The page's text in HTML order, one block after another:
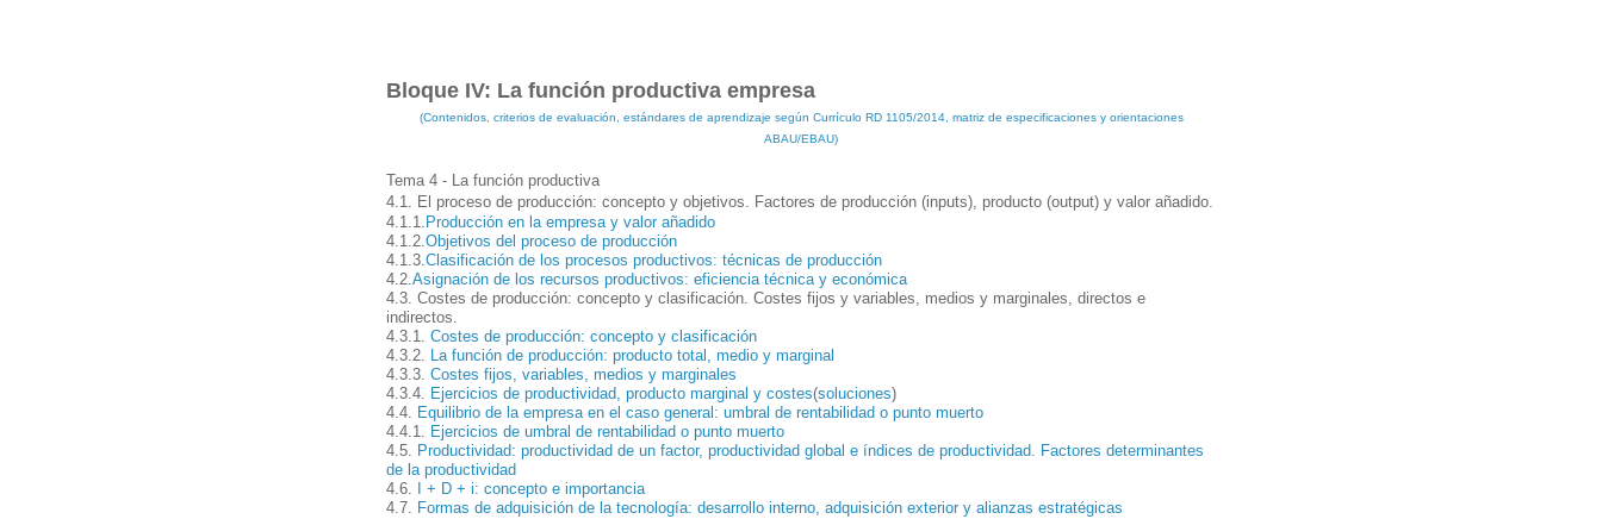
Bloque IV: La función productiva empresa
(Contenidos, criterios de evaluación, estándares de aprendizaje según Currículo RD 1105/2014, matriz de especificaciones y orientaciones
ABAU/EBAU)
Tema 4 - La función productiva
4.1. El proceso de producción: concepto y objetivos. Factores de producción (inputs), producto (output) y valor añadido.
4.1.1. Producción en la empresa y valor añadido
4.1.2.Objetivos del proceso de producción
4.1.3.Clasificación de los procesos productivos: técnicas de producción
4.2.Asignación de los recursos productivos: eficiencia técnica y económica
4.3. Costes de producción: concepto y clasificación. Costes fijos y variables, medios y marginales, directos e
indirectos.
4.3.1. Costes de producción: concepto y clasificación
4.3.2. La función de producción: producto total, medio y marginal
4.3.3. Costes fijos, variables, medios y marginales
4.3.4. Ejercicios de productividad, producto marginal y costes(soluciones)
4.4. Equilibrio de la empresa en el caso general: umbral de rentabilidad o punto muerto
4.4.1. Ejercicios de umbral de rentabilidad o punto muerto
4.5. Productividad: productividad de un factor, productividad global e índices de productividad. Factores determinantes
de la productividad
4.6.
I + D + i: concepto e importancia
4.7. Formas de adquisición de la tecnología: desarrollo interno, adquisición exterior y alianzas estratégicas